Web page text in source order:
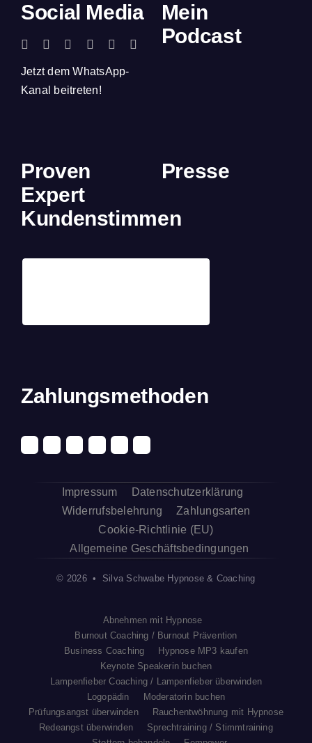
Social Media
Jetzt dem WhatsApp-
Kanal beitreten!
Mein
Podcast
Proven
Expert
Kundenstimmen
Presse
Zahlungsmethoden
Impressum
Datenschutzerklärung
Widerrufsbelehrung
Zahlungsarten
Cookie-Richtlinie (EU)
Allgemeine Geschäftsbedingungen
© 2026 • Silva Schwabe Hypnose & Coaching
Abnehmen mit Hypnose
Burnout Coaching / Burnout Prävention
Business Coaching
Hypnose MP3 kaufen
Keynote Speakerin buchen
Lampenfieber Coaching / Lampenfieber überwinden
Logopädin
Moderatorin buchen
Prüfungsangst überwinden
Rauchentwöhnung mit Hypnose
Redeangst überwinden
Sprechtraining / Stimmtraining